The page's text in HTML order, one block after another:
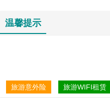
温馨提示
旅游意外险 旅游WIFI租赁